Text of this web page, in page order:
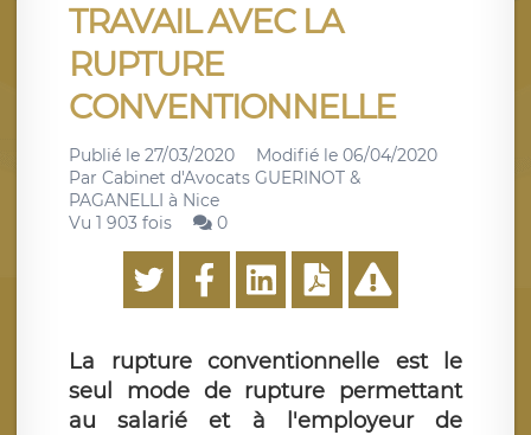
TRAVAIL AVEC LA
RUPTURE
CONVENTIONNELLE
Publié le 27/03/2020 Modifié le 06/04/2020
Par Cabinet d'Avocats GUERINOT &
PAGANELLI à Nice
Vu 1 903 fois
0
La rupture conventionnelle est le
seul mode de rupture permettant
au salarié et à l'employeur de